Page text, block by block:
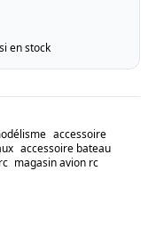
en stock
accessoire
accessoire bateau
magasin avion rc